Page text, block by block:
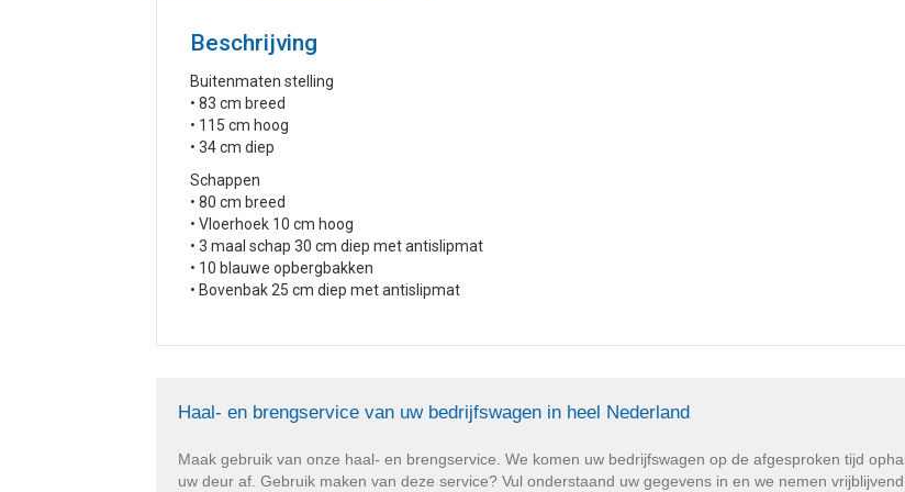
Beschrijving
Buitenmaten stelling
• 83 cm breed
• 115 cm hoog
• 34 cm diep
Schappen
• 80 cm breed
• Vloerhoek 10 cm hoog
• 3 maal schap 30 cm diep met antislipmat
• 10 blauwe opbergbakken
• Bovenbak 25 cm diep met antislipmat
Haal- en brengservice van uw bedrijfswagen in heel Nederland
Maak gebruik van onze haal- en brengservice. We komen uw bedrijfswagen op de afgesproken tijd
uw deur af. Gebruik maken van deze service? Vul onderstaand uw gegevens in en we nemen